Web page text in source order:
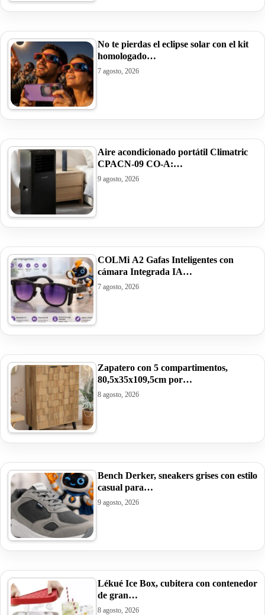
No te pierdas el eclipse solar con el kit
homologado…
7 agosto, 2026
Aire acondicionado portátil Climatric
CPACN-09 CO-A:…
9 agosto, 2026
COLMi A2 Gafas Inteligentes con
cámara Integrada IA…
7 agosto, 2026
Zapatero con 5 compartimentos,
80,5x35x109,5cm por…
8 agosto, 2026
Bench Derker, sneakers grises con estilo
casual para…
9 agosto, 2026
Lékué Ice Box, cubitera con contenedor
de gran…
8 agosto, 2026